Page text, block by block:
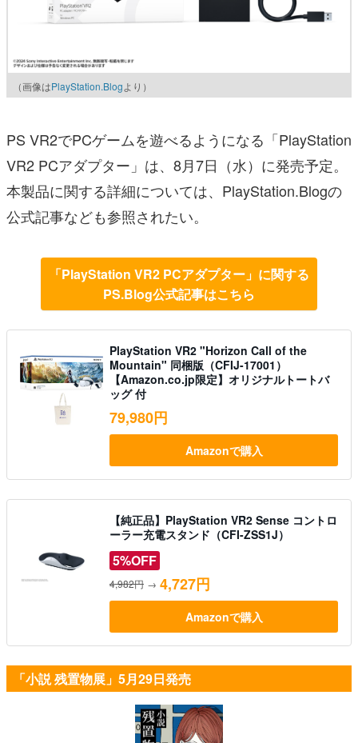
（画像はPlayStation.Blogより）
PS VR2でPCゲームを遊べるようになる「PlayStation
VR2 PCアダプター」は、8月7日（水）に発売予定。
本製品に関する詳細については、PlayStation.Blogの
公式記事なども参照されたい。
「PlayStation VR2 PCアダプター」に関する
PS.Blog公式記事はこちら
PlayStation VR2 "Horizon Call of the
Mountain" 同梱版（CFIJ-17001）
【Amazon.co.jp限定】オリジナルトートバ
ッグ 付
79,980円
Amazonで購入
【純正品】PlayStation VR2 Sense コントロ
ーラー充電スタンド（CFI-ZSS1J）
5%OFF
4,982円 → 4,727円
Amazonで購入
「小説 残置物展」5月29日発売